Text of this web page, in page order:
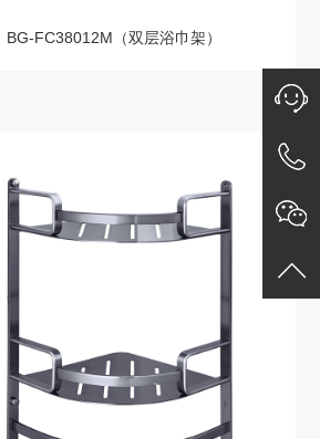
BG-FC38012M（双层浴巾架）